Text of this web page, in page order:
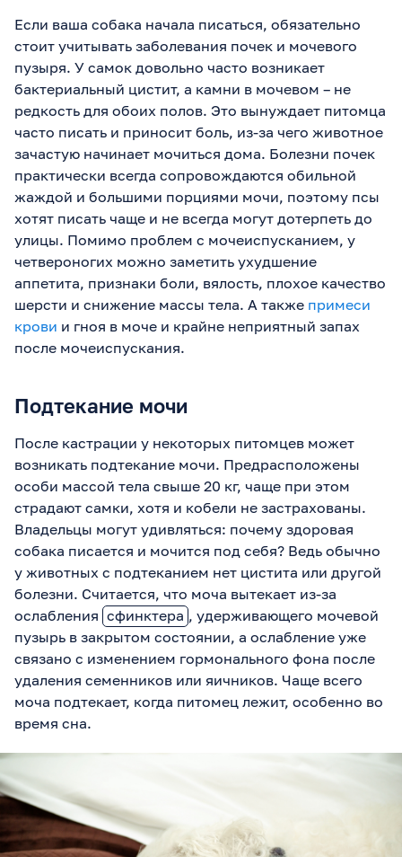
Если ваша собака начала писаться, обязательно
стоит учитывать заболевания почек и мочевого
пузыря. У самок довольно часто возникает
бактериальный цистит, а камни в мочевом – не
редкость для обоих полов. Это вынуждает питомца
часто писать и приносит боль, из-за чего животное
зачастую начинает мочиться дома. Болезни почек
практически всегда сопровождаются обильной
жаждой и большими порциями мочи, поэтому псы
хотят писать чаще и не всегда могут дотерпеть до
улицы. Помимо проблем с мочеиспусканием, у
четвероногих можно заметить ухудшение
аппетита, признаки боли, вялость, плохое качество
шерсти и снижение массы тела. А также примеси
крови и гноя в моче и крайне неприятный запах
после мочеиспускания.
Подтекание мочи
После кастрации у некоторых питомцев может
возникать подтекание мочи. Предрасположены
особи массой тела свыше 20 кг, чаще при этом
страдают самки, хотя и кобели не застрахованы.
Владельцы могут удивляться: почему здоровая
собака писается и мочится под себя? Ведь обычно
у животных с подтеканием нет цистита или другой
болезни. Считается, что моча вытекает из-за
ослабления сфинктера , удерживающего мочевой
пузырь в закрытом состоянии, а ослабление уже
связано с изменением гормонального фона после
удаления семенников или яичников. Чаще всего
моча подтекает, когда питомец лежит, особенно во
время сна.